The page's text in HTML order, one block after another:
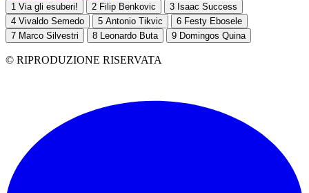
1 Via gli esuberi! 2 Filip Benkovic 3 Isaac Success
4 Vivaldo Semedo 5 Antonio Tikvic 6 Festy Ebosele
7 Marco Silvestri 8 Leonardo Buta 9 Domingos Quina
© RIPRODUZIONE RISERVATA